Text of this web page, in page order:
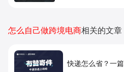
怎么自己做跨境电商相关的文章
快递怎么省？一篇